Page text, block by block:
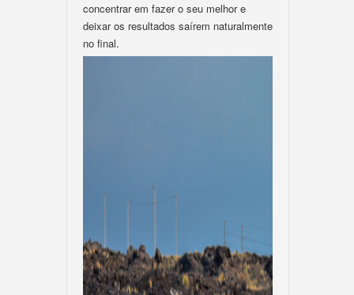
concentrar em fazer o seu melhor e
deixar os resultados saírem naturalmente
no final.